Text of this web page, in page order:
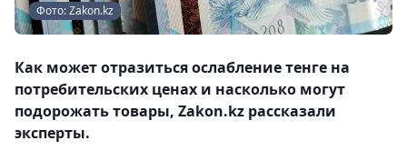
Фото: Zakon.kz
Как может отразиться ослабление тенге на
потребительских ценах и насколько могут
подорожать товары, Zakon.kz рассказали
эксперты.